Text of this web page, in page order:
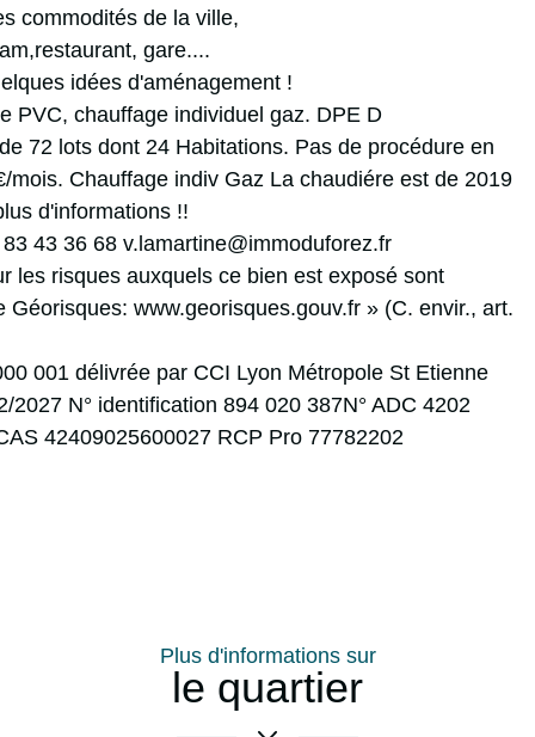
commodités de la ville,
gare....
idées d'aménagement !
PVC, chauffage individuel gaz. DPE D
72 lots dont 24 Habitations. Pas de procédure en
mois. Chauffage indiv Gaz La chaudiére est de 2019
d'informations !!
43 36 68 v.lamartine@immoduforez.fr
les risques auxquels ce bien est exposé sont
Géorisques: www.georisques.gouv.fr » (C. envir., art.
001 délivrée par CCI Lyon Métropole St Etienne
2027 N° identification 894 020 387N° ADC 4202
42409025600027 RCP Pro 77782202
Plus d'informations sur
le quartier